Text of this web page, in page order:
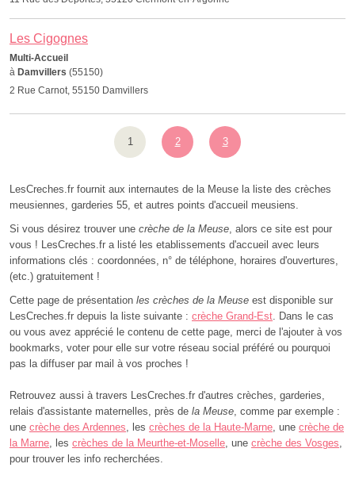
Les Cigognes
Multi-Accueil
à Damvillers (55150)
2 Rue Carnot, 55150 Damvillers
1 2 3
LesCreches.fr fournit aux internautes de la Meuse la liste des crèches
meusiennes, garderies 55, et autres points d'accueil meusiens.
Si vous désirez trouver une crèche de la Meuse, alors ce site est pour
vous ! LesCreches.fr a listé les etablissements d'accueil avec leurs
informations clés : coordonnées, n° de téléphone, horaires d'ouvertures,
(etc.) gratuitement !
Cette page de présentation les crèches de la Meuse est disponible sur
LesCreches.fr depuis la liste suivante : crèche Grand-Est. Dans le cas
ou vous avez apprécié le contenu de cette page, merci de l'ajouter à vos
bookmarks, voter pour elle sur votre réseau social préféré ou pourquoi
pas la diffuser par mail à vos proches !
Retrouvez aussi à travers LesCreches.fr d'autres crèches, garderies,
relais d'assistante maternelles, près de la Meuse, comme par exemple :
une crèche des Ardennes, les crèches de la Haute-Marne, une crèche de
la Marne, les crèches de la Meurthe-et-Moselle, une crèche des Vosges,
pour trouver les info recherchées.